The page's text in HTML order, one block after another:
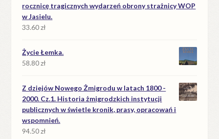
rocznicę tragicznych wydarzeń obrony strażnicy WOP
w Jasielu.
33.60zł
Życie Łemka.
58.80zł
Z dziejów Nowego Żmigrodu w latach 1800 -
2000. Cz.1. Historia żmigrodzkich instytucji
publicznych w świetle kronik, prasy, opracowań i
wspomnień.
94.50zł